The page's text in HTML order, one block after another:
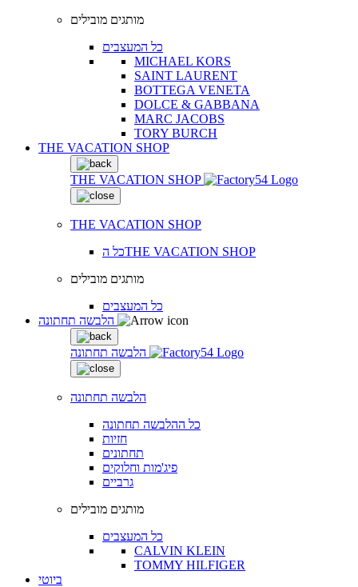
מותגים מובילים
כל המעצבים
MICHAEL KORS
SAINT LAURENT
BOTTEGA VENETA
DOLCE & GABBANA
MARC JACOBS
TORY BURCH
THE VACATION SHOP
THE VACATION SHOP
THE VACATION SHOP
כל הTHE VACATION SHOP
מותגים מובילים
כל המעצבים
הלבשה תחתונה
הלבשה תחתונה
כל ההלבשה תחתונה
חזיות
תחתונים
פיג'מות וחלוקים
גרביים
מותגים מובילים
כל המעצבים
CALVIN KLEIN
TOMMY HILFIGER
ביוטי